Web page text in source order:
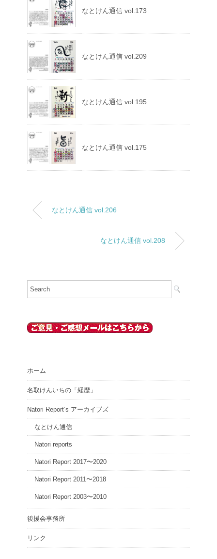
なとけん通信 vol.173
なとけん通信 vol.209
なとけん通信 vol.195
なとけん通信 vol.175
なとけん通信 vol.206
なとけん通信 vol.208
ホーム
名取けんいちの「経歴」
Natori Report’s アーカイブズ
なとけん通信
Natori reports
Natori Report 2017〜2020
Natori Report 2011〜2018
Natori Report 2003〜2010
後援会事務所
リンク